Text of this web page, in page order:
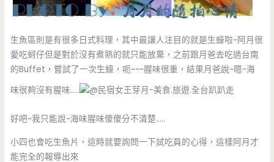
生魚區則是有很多日式料理，其中最讓人注目的就是生蠔啦~阿月很
愛吃蚵仔但是對於沒有煮熟的就只能放棄，之前跟月爸去吃過台南
的Buffet，嘗試了一次生蠔，呃~~~腥味很重，結果月爸說~嗯~海
味很夠沒有腥味…..
好吧~我只能說~海味腥味傻傻分不清楚…..
小四也會吃生魚片，這時就要詢問一下試吃員的心得，這樣阿月才
能完全的報導出來